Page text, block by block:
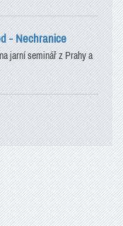
- Nechranice
jarní seminář z Prahy a